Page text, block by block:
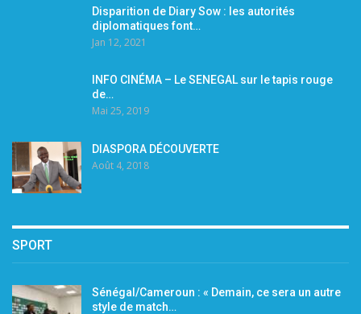
Disparition de Diary Sow : les autorités
diplomatiques font…
Jan 12, 2021
INFO CINÉMA – Le SENEGAL sur le tapis rouge
de…
Mai 25, 2019
DIASPORA DÉCOUVERTE
Août 4, 2018
SPORT
Sénégal/Cameroun : « Demain, ce sera un autre
style de match…